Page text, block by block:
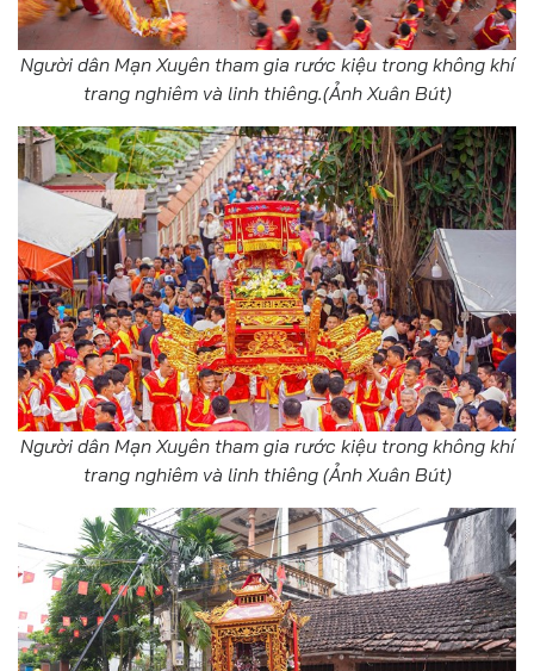
Người dân Mạn Xuyên tham gia rước kiệu trong không khí
trang nghiêm và linh thiêng.(Ảnh Xuân Bút)
Người dân Mạn Xuyên tham gia rước kiệu trong không khí
trang nghiêm và linh thiêng (Ảnh Xuân Bút)